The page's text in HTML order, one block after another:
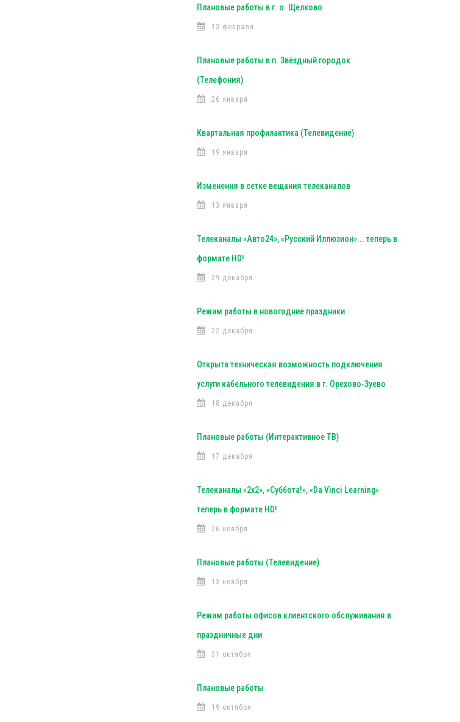
Плановые работы в г. о. Щелково
13 февраля
Плановые работы в п. Звёздный городок
(Телефония)
26 января
Квартальная профилактика (Телевидение)
19 января
Изменения в сетке вещания телеканалов
13 января
Телеканалы «Авто24», «Русский Иллюзион»... теперь в
формате HD!
29 декабря
Режим работы в новогодние праздники
22 декабря
Открыта техническая возможность подключения
услуги кабельного телевидения в г. Орехово-Зуево
18 декабря
Плановые работы (Интерактивное ТВ)
17 декабря
Телеканалы «2х2», «Суббота!», «Da Vinci Learning»
теперь в формате HD!
26 ноября
Плановые работы (Телевидение)
13 ноября
Режим работы офисов клиентского обслуживания в
праздничные дни
31 октября
Плановые работы
19 октября